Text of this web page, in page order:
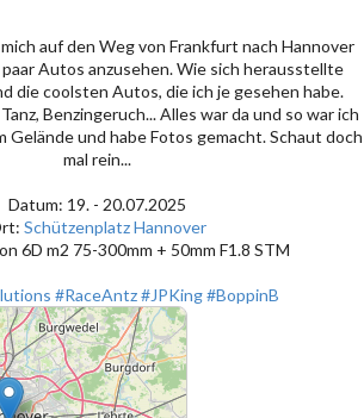
auf den Weg von Frankfurt nach Hannover
Autos anzusehen. Wie sich herausstellte
die coolsten Autos, die ich je gesehen habe.
Benzingeruch... Alles war da und so war ich
Gelände und habe Fotos gemacht. Schaut doch
mal rein...
Datum: 19. - 20.07.2025
Schützenplatz Hannover
6D m2 75-300mm + 50mm F1.8 STM
#RaceAntz#JPKing#BoppinB